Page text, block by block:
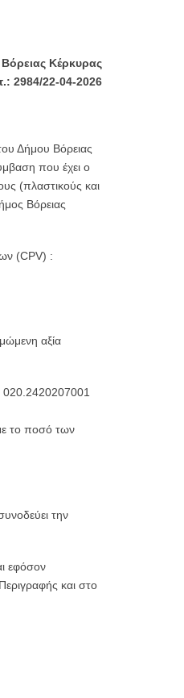
Κέρκυρας
2984/22-04-2026
Δήμου Βόρειας
που έχει ο
(πλαστικούς και
Βόρειας
(CPV) :
αξία
020.2420207001
το ποσό των
την
εφόσον
και στο